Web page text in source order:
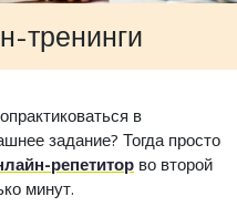
тренинги
в
задание? Тогда просто
репетитор во второй
минут.